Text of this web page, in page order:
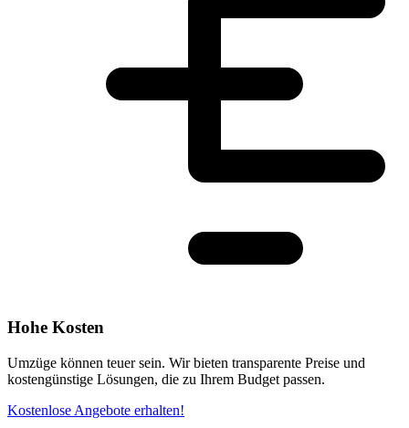
Hohe Kosten
Umzüge können teuer sein. Wir bieten transparente Preise und
kostengünstige Lösungen, die zu Ihrem Budget passen.
Kostenlose Angebote erhalten!